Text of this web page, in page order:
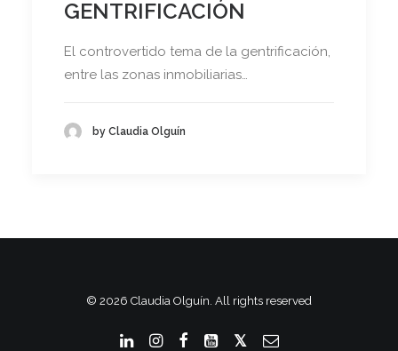
GENTRIFICACIÓN
El controvertido tema de la gentrificación,
entre las zonas inmobiliarias…
by Claudia Olguín
© 2026 Claudia Olguín. All rights reserved